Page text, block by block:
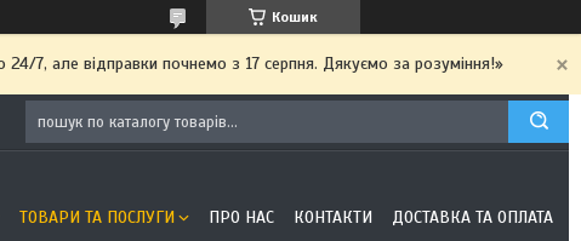
Кошик
7, але відправки почнемо з 17 серпня. Дякуємо за розуміння!»
ТОВАРИ ТА ПОСЛУГИ ПРО НАС КОНТАКТИ ДОСТАВКА ТА ОПЛАТА